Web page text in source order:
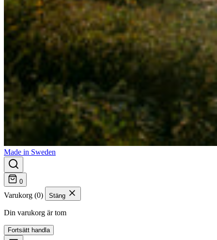
Made in Sweden
0
Varukorg (0) Stäng
Din varukorg är tom
Fortsätt handla